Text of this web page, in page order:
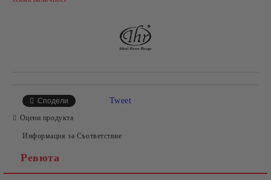
Сподели Tweet
Оцени продукта
Информация за Съответствие
Ревюта